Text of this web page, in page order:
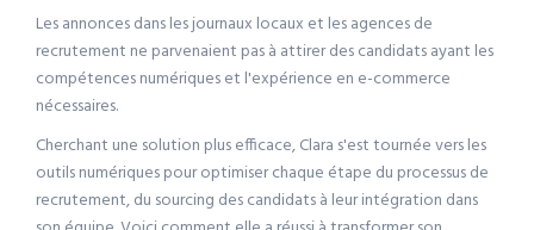
Les annonces dans les journaux locaux et les agences de
recrutement ne parvenaient pas à attirer des candidats ayant les
compétences numériques et l'expérience en e-commerce
nécessaires.
Cherchant une solution plus efficace, Clara s'est tournée vers les
outils numériques pour optimiser chaque étape du processus de
recrutement, du sourcing des candidats à leur intégration dans